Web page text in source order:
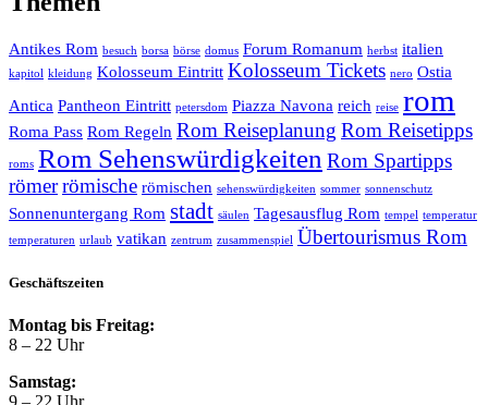
Antikes Rom besuch borsa börse domus Forum Romanum herbst italien
kapitol kleidung Kolosseum Eintritt Kolosseum Tickets nero Ostia
Antica Pantheon Eintritt petersdom Piazza Navona reich reise rom
Roma Pass Rom Regeln Rom Reiseplanung Rom Reisetipps
roms Rom Sehenswürdigkeiten Rom Spartipps
römerrömische römischen sehenswürdigkeiten sommer sonnenschutz
Sonnenuntergang Rom stadt säulen Tagesausflug Rom tempel temperatur
temperaturen urlaub vatikan zentrum zusammenspiel Übertourismus Rom
Geschäftszeiten
Montag bis Freitag:
8 – 22 Uhr
Samstag:
9 – 22 Uhr